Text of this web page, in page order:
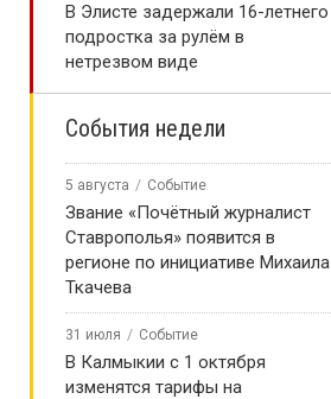
В Элисте задержали 16-летнего
подростка за рулём в
нетрезвом виде
События недели
5 августа Событие
Звание «Почётный журналист
Ставрополья» появится в
регионе по инициативе Михаила
Ткачева
31 июля Событие
В Калмыкии с 1 октября
изменятся тарифы на